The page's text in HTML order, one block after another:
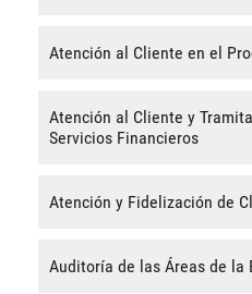
Atención al Cliente en el
Atención al Cliente y
Servicios Financieros
Atención y Fidelización de
Auditoría de las Áreas de la